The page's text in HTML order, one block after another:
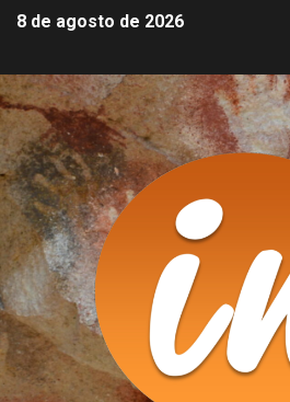
8 de agosto de 2026